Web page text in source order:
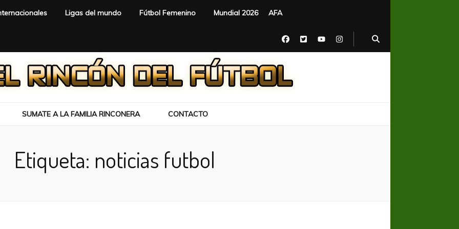
Ligas del mundo Fútbol Femenino Mundial 2026 AFA
SUMATE A LA FAMILIA RINCONERA CONTACTO
Etiqueta: noticias futbol